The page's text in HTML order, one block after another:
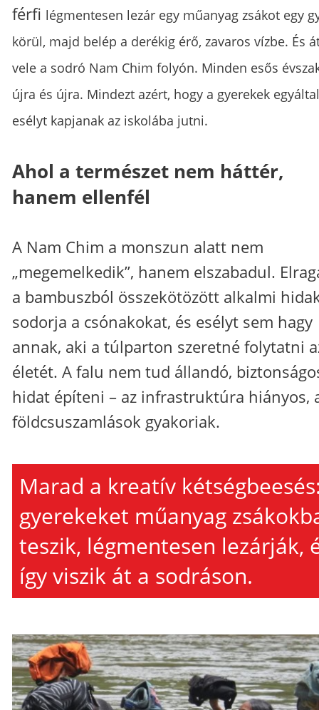
férfi légmentesen lezár egy műanyag zsákot egy
körül, majd belép a derékig érő, zavaros vízbe. És
vele a sodró Nam Chim folyón. Minden esős
újra és újra. Mindezt azért, hogy a gyerekek
esélyt kapjanak az iskolába jutni.
Ahol a természet nem háttér,
hanem ellenfél
A Nam Chim a monszun alatt nem
„megemelkedik”, hanem elszabadul.
a bambuszból összekötözött alkalmi
sodorja a csónakokat, és esélyt sem hagy
annak, aki a túlparton szeretné folytatni
életét. A falu nem tud állandó,
hidat építeni – az infrastruktúra hiányos,
földcsuszamlások gyakoriak.
Marad a kreatív
gyerekeket műanyag
teszik, légmentesen lezárják,
így viszik át a sodráson.